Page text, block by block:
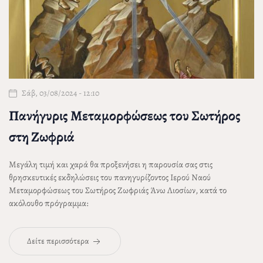
Σάβ, 03/08/2024 - 12:10
Πανήγυρις Μεταμορφώσεως του Σωτήρος
στη Ζωφριά
Μεγάλη τιμή και χαρά θα προξενήσει η παρουσία σας στις
θρησκευτικές εκδηλώσεις του πανηγυρίζοντος Ιερού Ναού
Μεταμορφώσεως του Σωτήρος Ζωφριάς Άνω Λιοσίων, κατά το
ακόλουθο πρόγραμμα:
Δείτε περισσότερα